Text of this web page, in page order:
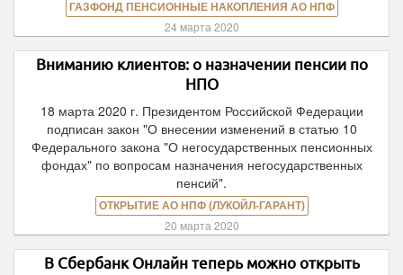
ГАЗФОНД ПЕНСИОННЫЕ НАКОПЛЕНИЯ АО НПФ
24 марта 2020
Вниманию клиентов: о назначении пенсии по
НПО
18 марта 2020 г. Президентом Российской Федерации
подписан закон "О внесении изменений в статью 10
Федерального закона "О негосударственных пенсионных
фондах" по вопросам назначения негосударственных
пенсий".
ОТКРЫТИЕ АО НПФ (ЛУКОЙЛ-ГАРАНТ)
20 марта 2020
В Сбербанк Онлайн теперь можно открыть